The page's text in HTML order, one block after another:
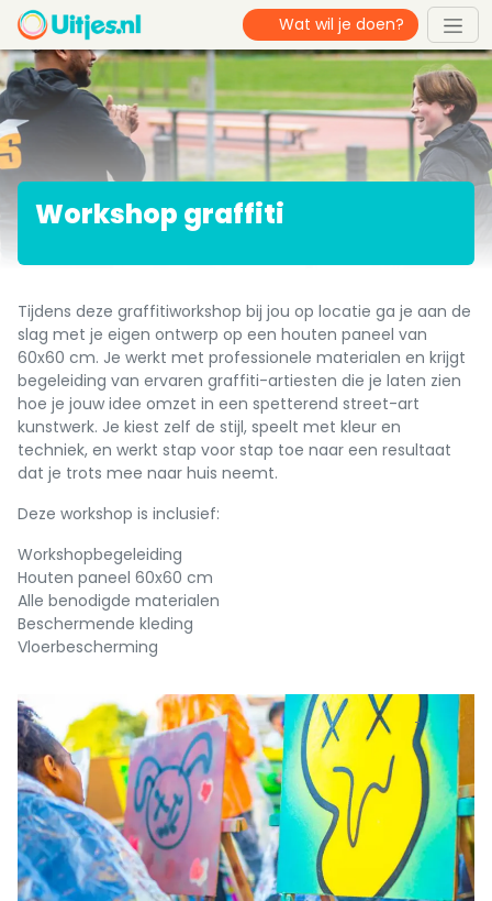
Workshop graffiti
Tijdens deze graffitiworkshop bij jou op locatie ga je aan de
slag met je eigen ontwerp op een houten paneel van
60x60 cm. Je werkt met professionele materialen en krijgt
begeleiding van ervaren graffiti-artiesten die je laten zien
hoe je jouw idee omzet in een spetterend street-art
kunstwerk. Je kiest zelf de stijl, speelt met kleur en
techniek, en werkt stap voor stap toe naar een resultaat
dat je trots mee naar huis neemt.
Deze workshop is inclusief:
Workshopbegeleiding
Houten paneel 60x60 cm
Alle benodigde materialen
Beschermende kleding
Vloerbescherming